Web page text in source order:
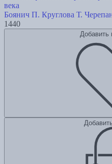
века
Боянич П. Круглова Т.
1440
Добавить